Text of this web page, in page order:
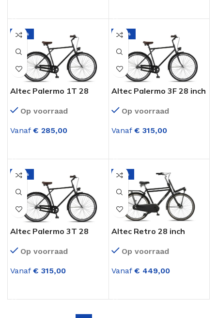
-25%
Altec Palermo 1T 28
Zwart
Op voorraad
Vanaf € 285,00
-28%
Altec Palermo 3F 28 inch
versnellingen Glans
Op voorraad
Vanaf € 315,00
-25%
Altec Palermo 3T 28
Zwart 3 Versnellingen
Op voorraad
Vanaf € 315,00
-18%
Altec Retro 28 inch
versnellingen Mat Zwart
Op voorraad
Vanaf € 449,00